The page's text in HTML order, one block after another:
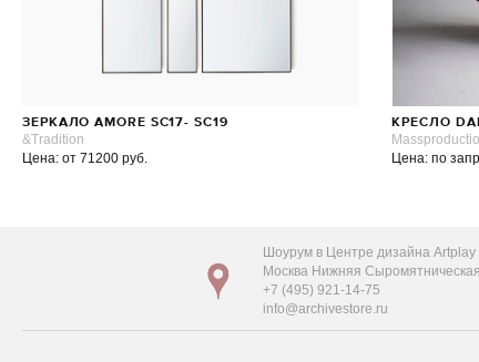
ЗЕРКАЛО AMORE SC17- SC19
&Tradition
Цена: от 71200 руб.
КРЕСЛО
Цена: по
Шоурум в Центре дизайна Artplay
Москва Нижняя
+7 (495) 921-14-75
info@archivestore.ru